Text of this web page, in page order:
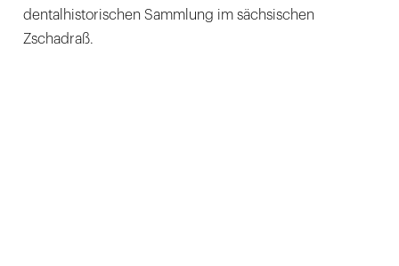
dentalhistorischen Sammlung im sächsischen
Zschadraß.